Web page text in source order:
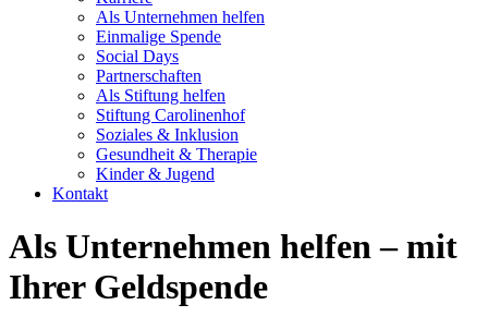
Als Unternehmen helfen
Einmalige Spende
Social Days
Partnerschaften
Als Stiftung helfen
Stiftung Carolinenhof
Soziales & Inklusion
Gesundheit & Therapie
Kinder & Jugend
Kontakt
Als Unternehmen helfen – mit
Ihrer Geldspende